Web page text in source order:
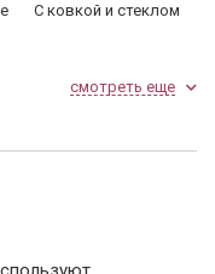
С ковкой и стеклом
установленной
смотреть еще